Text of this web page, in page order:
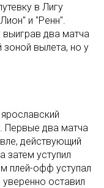
в Лигу
и "Ренн".
два матча
вылета, но у
Первые два матча
действующий
затем уступил
плей-офф уступал
оставил